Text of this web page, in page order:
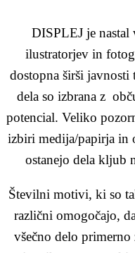
DISPLEJ je nastal
ilustratorjev in
dostopna širši
dela so izbrana z
potencial. Veliko
izbiri medija/papirja in
ostanejo dela kljub
Številni motivi, ki so
različni omogočajo,
všečno delo